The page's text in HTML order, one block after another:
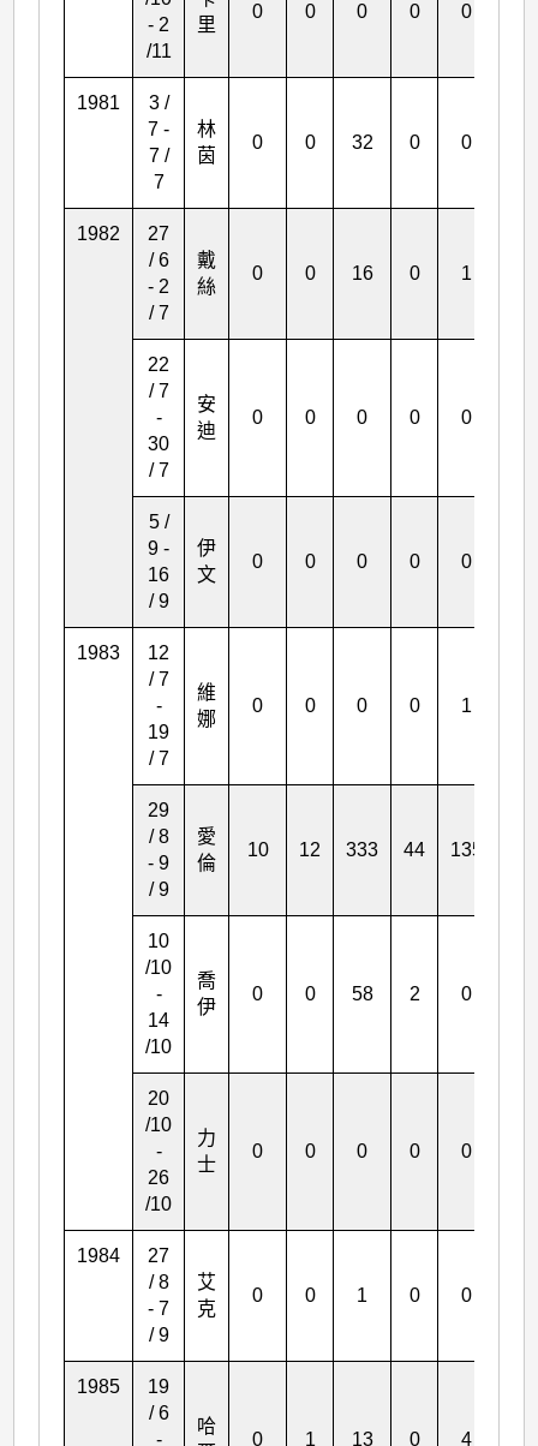
- 2
/11
里
0 0 0 0 0
1981
3 /
7 -
7 /
7
林
茵
0 0 32 0 0
1982
27
/ 6
- 2
/ 7
戴
絲
0 0 16 0 1
22
/ 7
-
30
/ 7
安
迪
0 0 0 0 0
5 /
9 -
16
/ 9
伊
文
0 0 0 0 0
1983
12
/ 7
-
19
/ 7
維
娜
0 0 0 0 1
29
/ 8
- 9
/ 9
愛
倫
10 12 333 44 135
10
/10
-
14
/10
喬
伊
0 0 58 2 0
20
/10
-
26
/10
力
士
0 0 0 0 0
1984
27
/ 8
- 7
/ 9
艾
克
0 0 1 0 0
1985
19
/ 6
-
哈
0 1 13 0 4